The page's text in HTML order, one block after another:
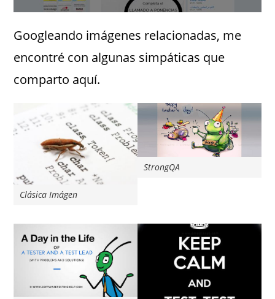
Googleando imágenes relacionadas, me
encontré con algunas simpáticas que
comparto aquí.
Clásica Imágen
StrongQA